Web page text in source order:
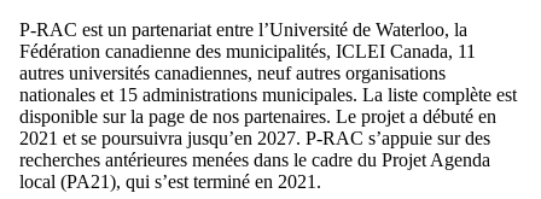
P-RAC est un partenariat entre l’Université de Waterloo, la
Fédération canadienne des municipalités, ICLEI Canada, 11
autres universités canadiennes, neuf autres organisations
nationales et 15 administrations municipales. La liste complète est
disponible sur la page de nos partenaires. Le projet a débuté en
2021 et se poursuivra jusqu’en 2027. P-RAC s’appuie sur des
recherches antérieures menées dans le cadre du Projet Agenda
local (PA21), qui s’est terminé en 2021.